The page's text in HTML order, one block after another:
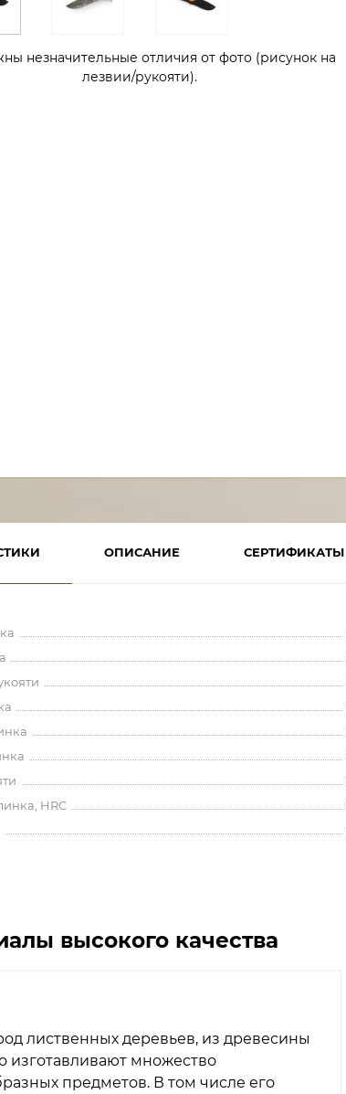
незначительные отличия от фото (рисунок на
лезвии/рукояти).
ОПИСАНИЕ СЕРТИФИКАТЫ
HRC
высокого качества
лиственных деревьев, из древесины
изготавливают множество
предметов. В том числе его